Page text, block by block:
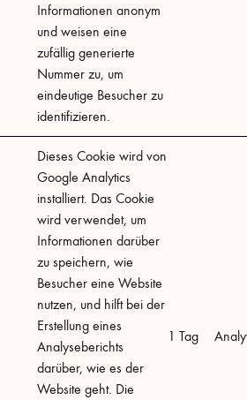
Informationen anonym
und weisen eine
zufällig generierte
Nummer zu, um
eindeutige Besucher zu
identifizieren.
Dieses Cookie wird von
Google Analytics
installiert. Das Cookie
wird verwendet, um
Informationen darüber
zu speichern, wie
Besucher eine Website
nutzen, und hilft bei der
Erstellung eines
Analyseberichts
darüber, wie es der
Website geht. Die
1 Tag